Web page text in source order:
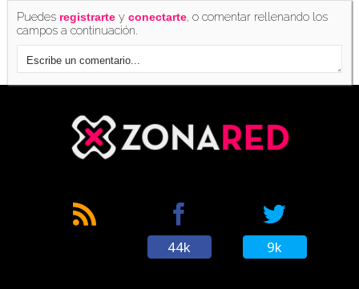
Puedes registrarte yconectarte, o comentar rellenando los
campos a continuación.
44k 9k